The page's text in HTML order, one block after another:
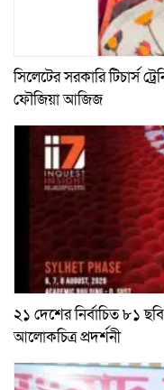
সিলেটের সরকারি টিচার্স
ফৌজিয়া আজিজ
২১ দেশের নির্বাচিত ৮১
আলোকচিত্র প্রদর্শনী